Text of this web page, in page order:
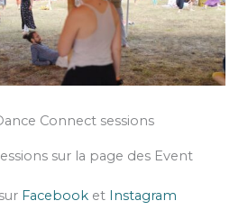
Connect sessions
sur la page des Event
Facebooket Instagram